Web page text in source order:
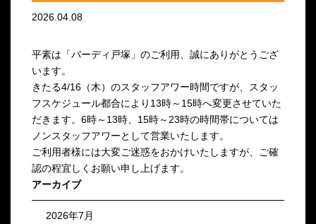
2026.04.08
平素は「バーディ戸塚」のご利用、誠にありがとうござ
います。
きたる4/16（木）のスタッフアワー時間ですが、スタッ
フスケジュール都合により13時～15時へ変更させていた
だきます。6時～13時、15時～23時の時間帯については
ノンスタッフアワーとして営業いたします。
ご利用者様には大変ご迷惑をおかけいたしますが、ご確
認の程宜しくお願い申し上げます。
アーカイブ
2026年7月